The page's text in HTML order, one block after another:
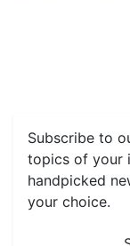
Subscribe to
topics of your
handpicked
your choice.